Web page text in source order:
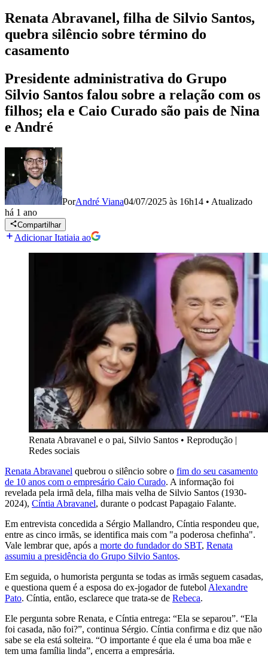
Renata Abravanel, filha de Silvio Santos,
quebra silêncio sobre término do
casamento
Presidente administrativa do Grupo
Silvio Santos falou sobre a relação com os
filhos; ela e Caio Curado são pais de Nina
e André
PorAndré Viana04/07/2025 às 16h14 • Atualizado
há 1 ano
Compartilhar
Adicionar Itatiaia ao
Renata Abravanel e o pai, Silvio Santos • Reprodução |
Redes sociais
Renata Abravanel quebrou o silêncio sobre o fim do seu casamento
de 10 anos com o empresário Caio Curado. A informação foi
revelada pela irmã dela, filha mais velha de Silvio Santos (1930-
2024), Cíntia Abravanel, durante o podcast Papagaio Falante.
Em entrevista concedida a Sérgio Mallandro, Cíntia respondeu que,
entre as cinco irmãs, se identifica mais com "a poderosa chefinha".
Vale lembrar que, após a morte do fundador do SBT, Renata
assumiu a presidência do Grupo Silvio Santos.
Em seguida, o humorista pergunta se todas as irmãs seguem casadas,
e questiona quem é a esposa do ex-jogador de futebol Alexandre
Pato. Cíntia, então, esclarece que trata-se de Rebeca.
Ele pergunta sobre Renata, e Cíntia entrega: “Ela se separou”. “Ela
foi casada, não foi?”, continua Sérgio. Cíntia confirma e diz que não
sabe se ela está solteira. “O importante é que ela é uma boa mãe e
tem uma família linda”, encerra a empresária.